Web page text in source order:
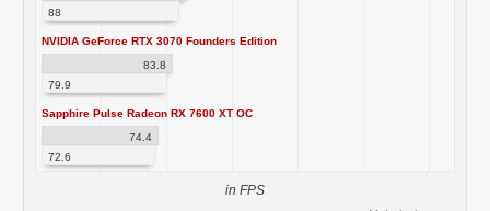
88
NVIDIA GeForce RTX 3070 Founders Edition
83.8
79.9
Sapphire Pulse Radeon RX 7600 XT OC
74.4
72.6
in FPS